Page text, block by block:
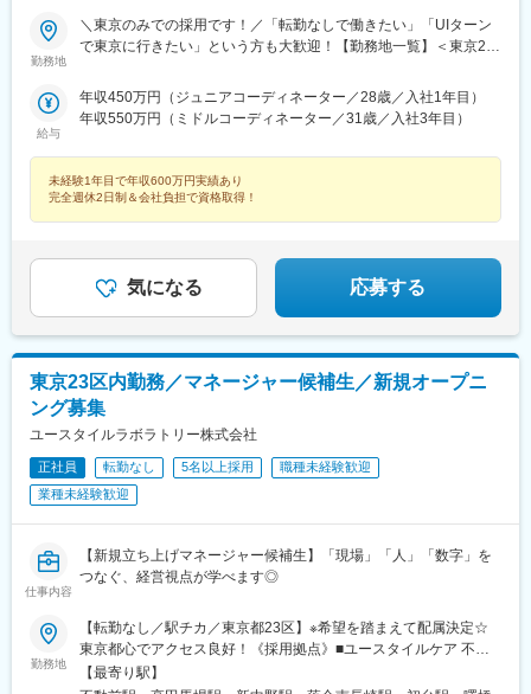
勤務地
＼東京のみでの採用です！／「転勤なしで働きたい」「UIターン
で東京に行きたい」という方も大歓迎！【勤務地一覧】＜東京23
区、江東区、品川区、目黒区、大田区、世田谷区、渋谷区、中野
区、杉並区、豊島区、北区、荒川区、板橋区、練馬区、足立区、
市、三鷹市、青梅市、府中市、昭島市、調布市、町田市、小金井
市、小平市、日野市、東村山市、国分寺市、国立市、福生市、狛
江市、東大和市、清瀬市、東久留米市、武蔵村山市、多摩市、稲
城市、羽村市、あきる野市、西東京市、日の出町※希望勤務地を踏
ご希望勤務地へUIターン可能・初期費用会社負担等の移住支援あ
り（規定有）・UIターン転勤希望者への年間の支援あり（規定
有）☆マイカー通勤手当あり（1回200円）
給与
年収450万円（ジュニアコーディネーター／28歳／入社1年目）
年収550万円（ミドルコーディネーター／31歳／入社3年目）
未経験1年目で年収600万円実績あり
完全週休2日制＆会社負担で資格取得！
気になる 応募する
東京23区内勤務／マネージャー候補生／新規オープニ
ング募集
ユースタイルラボラトリー株式会社
正社員 転勤なし 5名以上採用
職種未経験歓迎
業種未経験歓迎
仕事内容
【新規立ち上げマネージャー候補生】「現場」「人」「数字」を
つなぐ、経営視点が学べます◎
勤務地
【転勤なし／駅チカ／東京都23区】※希望を踏まえて配属決定☆
東京都心でアクセス良好！《採用拠点》■ユースタイルケア 不動
前東京都目黒区下目黒3-18-7 スカイコート目黒201号室東急電
【最寄り駅】